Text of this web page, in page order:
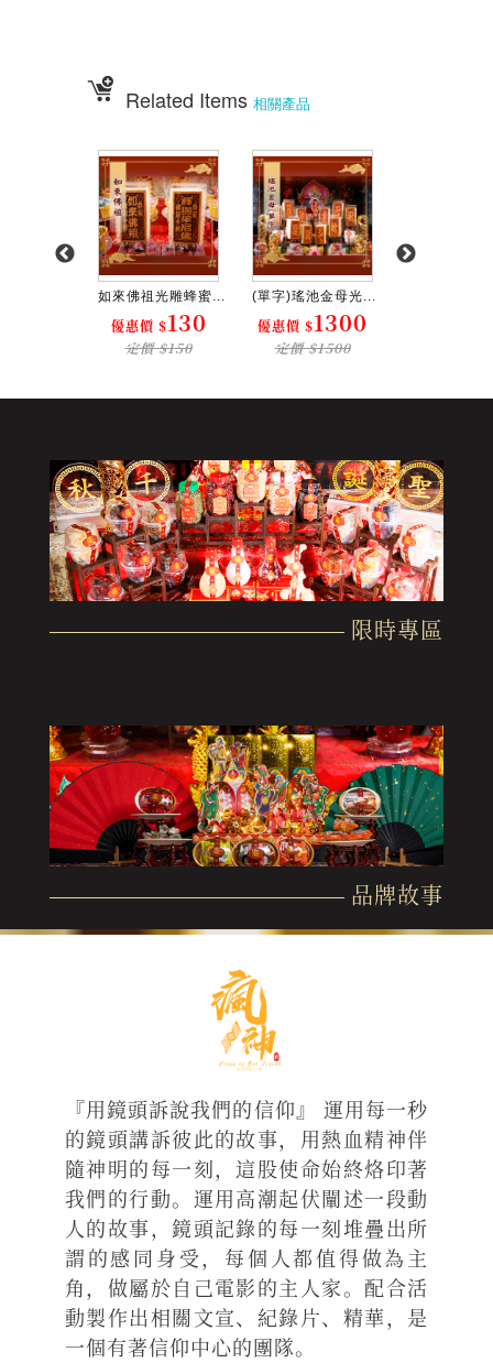
Related Items 相關產品
如來佛祖光雕蜂蜜...
優惠價 $130
定價 $150
(單字)瑤池金母光...
優惠價 $1300
定價 $1500
限時專區
品牌故事
『用鏡頭訴說我們的信仰』 運用每一秒
的鏡頭講訴彼此的故事，用熱血精神伴
隨神明的每一刻，這股使命始終烙印著
我們的行動。運用高潮起伏闡述一段動
人的故事，鏡頭記錄的每一刻堆疊出所
謂的感同身受，每個人都值得做為主
角，做屬於自己電影的主人家。配合活
動製作出相關文宣、紀錄片、精華，是
一個有著信仰中心的團隊。